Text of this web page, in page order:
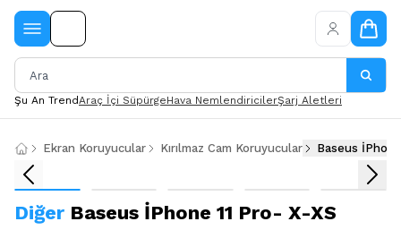
Şu An TrendAraç İçi SüpürgeHava NemlendiricilerŞarj Aletleri
Ekran Koruyucular Kırılmaz Cam Koruyucular Baseus
Diğer Baseus İPhone 11 Pro- X-XS